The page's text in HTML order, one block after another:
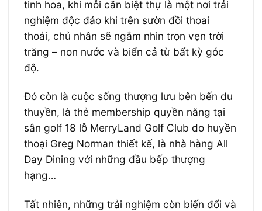
tinh hoa, khi mỗi căn biệt thự là một nơi trải
nghiệm độc đáo khi trên sườn đồi thoai
thoải, chủ nhân sẽ ngắm nhìn trọn vẹn trời
trăng – non nước và biển cả từ bất kỳ góc
độ.
Đó còn là cuộc sống thượng lưu bên bến du
thuyền, là thẻ membership quyền năng tại
sân golf 18 lỗ MerryLand Golf Club do huyền
thoại Greg Norman thiết kế, là nhà hàng All
Day Dining với những đầu bếp thượng
hạng…
Tất nhiên, những trải nghiệm còn biến đổi và